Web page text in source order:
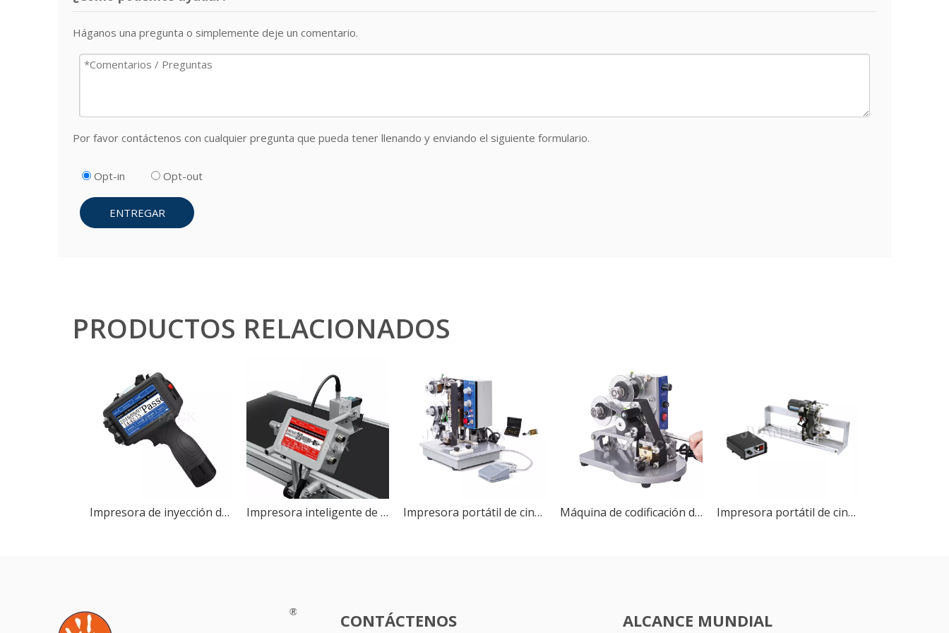
Háganos una pregunta o simplemente deje un comentario.
Por favor contáctenos con cualquier pregunta que pueda tener llenando y enviando el siguiente formulario.
Opt-in Opt-out
ENTREGAR
PRODUCTOS RELACIONADOS
Impresora de inyección de tinta portátil M6 Impresora inteligente de inyección de tinta con codificador de cartón MX1, impresora de fecha de caducidad Impresora portátil de cinta de color HP-241B Dektop, máquina de codificación de fecha de caducidad para bolsa Máquina de codificación de fecha de caducidad por lotes de impresora de código de cinta térmica Manual DY-8 Impresora portátil de cinta de color, máquina de estampación en caliente, máquina de codificación de fecha de caducidad
CONTÁCTENOS ALCANCE MUNDIAL